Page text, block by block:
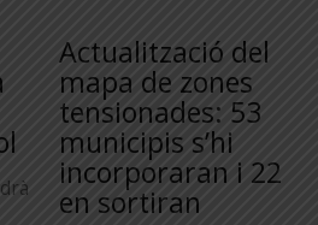
Actualització del
mapa de zones
tensionades: 53
municipis s’hi
incorporaran i 22
en sortiran